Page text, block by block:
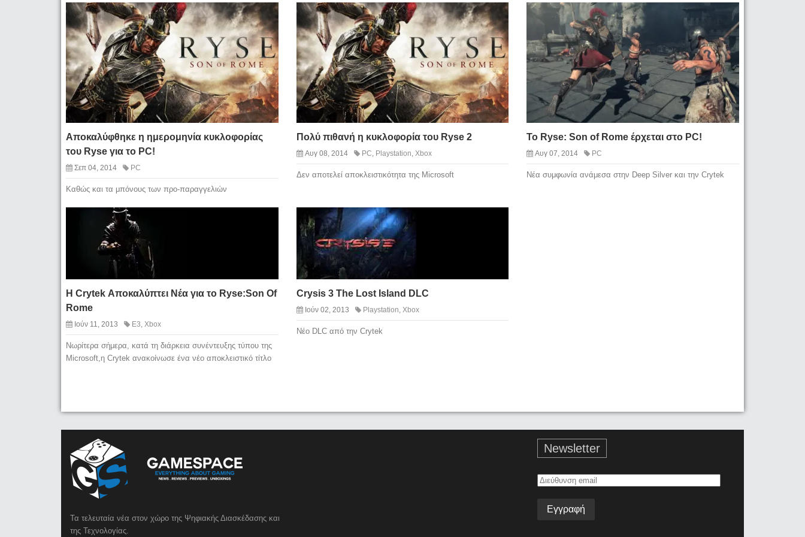
Αποκαλύφθηκε η ημερομηνία κυκλοφορίας
του Ryse για το PC!
Σεπ 04, 2014 PC
Καθώς και τα μπόνους των προ-παραγγελιών
Πολύ πιθανή η κυκλοφορία του Ryse 2
Αυγ 08, 2014 PC, Playstation, Xbox
Δεν αποτελεί αποκλειστικότητα της Microsoft
Το Ryse: Son of Rome έρχεται στο PC!
Αυγ 07, 2014 PC
Νέα συμφωνία ανάμεσα στην Deep Silver και την Crytek
H Crytek Αποκαλύπτει Νέα για το Ryse:Son Of
Rome
Ιούν 11, 2013 E3, Xbox
Νωρίτερα σήμερα, κατά τη διάρκεια συνέντευξης τύπου της
Microsoft,η Crytek ανακοίνωσε ένα νέο αποκλειστικό τίτλο
Crysis 3 The Lost Island DLC
Ιούν 02, 2013 Playstation, Xbox
Νέο DLC από την Crytek
Τα τελευταία νέα στον χώρο της Ψηφιακής Διασκέδασης και
της Τεχνολογίας.
Newsletter
Διεύθυνση